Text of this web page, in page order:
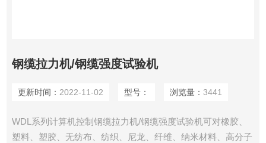
钢缆拉力机/钢缆强度试验机
更新时间： 2022-11-02 型号： 浏览量： 3441
WDL系列计算机控制钢缆拉力机/钢缆强度试验机可对橡胶、
塑料、塑胶、无纺布、纺织、尼龙、纤维、纳米材料、高分子